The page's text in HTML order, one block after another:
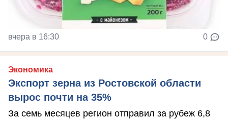
вчера в 16:30 0
Экономика
Экспорт зерна из Ростовской области
вырос почти на 35%
За семь месяцев регион отправил за рубеж 6,8